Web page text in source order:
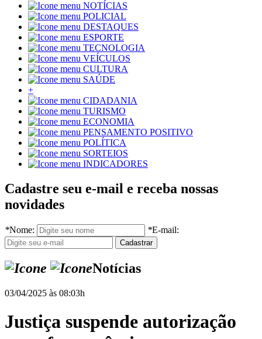
NOTÍCIAS
POLICIAL
DESTAQUES
ESPORTE
TECNOLOGIA
VEÍCULOS
CULTURA
SAÚDE
+
CIDADANIA
TURISMO
ECONOMIA
PENSAMENTO POSITIVO
POLÍTICA
SORTEIOS
INDICADORES
Cadastre seu e-mail e receba nossas
novidades
*Nome: *E-mail:
Notícias
03/04/2025 às 08:03h
Justiça suspende autorização